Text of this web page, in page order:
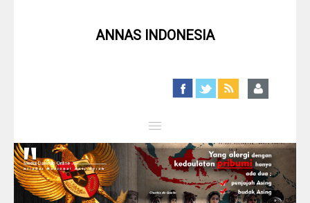
ANNAS INDONESIA
Close
Home